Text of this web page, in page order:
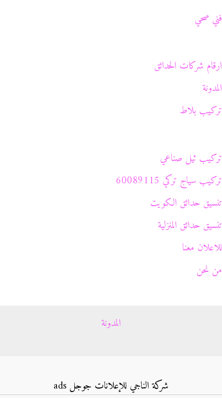
ح
ع
ن
فني صحي
ارقام شركات الحدائق
المدونة
تركيب بلاط
تركيب ثيل صناعي
تركيب سياج تركي 60089115
تنسيق حدائق الكويت
تنسيق حدائق المنزلية
للاعلان معنا
من نحن
المدونة
شركة الناجي للإعلانات جوجل ads